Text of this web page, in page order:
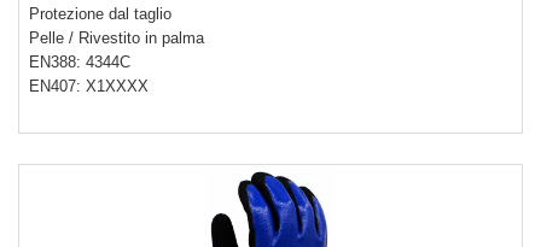
Protezione dal taglio
Pelle / Rivestito in palma
EN388: 4344C
EN407: X1XXXX